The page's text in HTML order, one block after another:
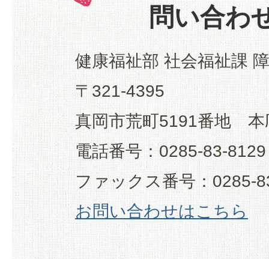
問い合わ
健康福祉部 社会福祉課
〒321-4395
真岡市荒町5191番地 本
電話番号：0285-83-8129
ファックス番号：0285-
お問い合わせはこちら